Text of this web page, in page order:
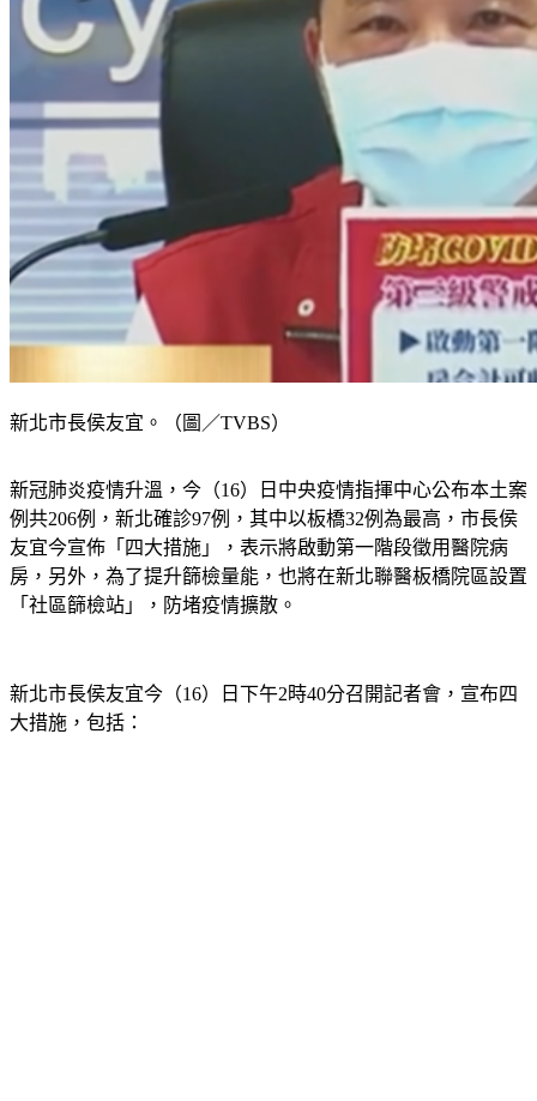
新冠肺炎疫情升溫，今（16）日中央疫情指揮中心公布本土案
例共206例，新北確診97例，其中以板橋32例為最高，市長侯
友宜今宣佈「四大措施」，表示將啟動第一階段徵用醫院病
房，另外，為了提升篩檢量能，也將在新北聯醫板橋院區設置
新北市長侯友宜今（16）日下午2時40分召開記者會，宣布四